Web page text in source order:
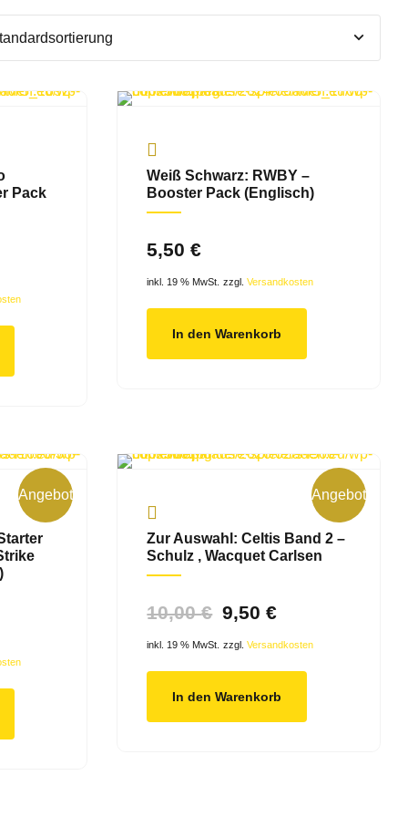
Pack
Weiß Schwarz: RWBY –
Booster Pack (Englisch)
5,50€
inkl. 19 % MwSt. zzgl.Versandkosten
In den Warenkorb
Angebot! Angebot!
Zur Auswahl: Celtis Band 2 –
Schulz , Wacquet Carlsen
10,00€ Ursprünglicher
Preis
war:
10,00 €
9,50€Aktueller
Preis
ist:
9,50 €.
inkl. 19 % MwSt. zzgl.Versandkosten
In den Warenkorb